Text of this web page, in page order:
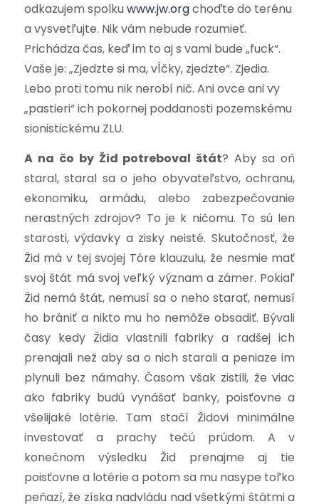
odkazujem spolku www.jw.orgchoďte do terénu
a vysvetľujte. Nik vám nebude rozumieť.
Prichádza čas, keď im to aj s vami bude „fuck“.
Vaše je: „Zjedzte si ma, vĺčky, zjedzte“. Zjedia.
Lebo proti tomu nik nerobí nič. Ani ovce ani vy
„pastieri“ ich pokornej poddanosti pozemskému
sionistickému ZLU.
A na čo by Žid potreboval štát? Aby sa oň
staral, staral sa o jeho obyvateľstvo, ochranu,
ekonomiku, armádu, alebo zabezpečovanie
nerastných zdrojov? To je k ničomu. To sú len
starosti, výdavky a zisky neisté. Skutočnosť, že
Žid má v tej svojej Tóre klauzulu, že nesmie mať
svoj štát má svoj veľký význam a zámer. Pokiaľ
Žid nemá štát, nemusí sa o neho starať, nemusí
ho brániť a nikto mu ho nemôže obsadiť. Bývali
časy kedy Židia vlastnili fabriky a radšej ich
prenajali než aby sa o nich starali a peniaze im
plynuli bez námahy. Časom však zistili, že viac
ako fabriky budú vynášať banky, poisťovne a
všelijaké lotérie. Tam stačí Židovi minimálne
investovať a prachy tečú prúdom. A v
konečnom výsledku Žid prenajme aj tie
poisťovne a lotérie a potom sa mu nasype toľko
peňazí, že získa nadvládu nad všetkými štátmi a